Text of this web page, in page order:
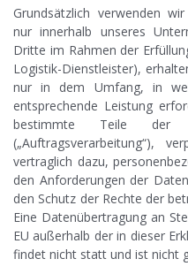
Grundsätzlich verwenden
nur innerhalb unseres
Dritte im Rahmen der
Logistik-Dienstleister),
nur in dem Umfang, in
entsprechende Leistung
bestimmte Teile der
(„Auftragsverarbeitung“),
vertraglich dazu,
den Anforderungen der
den Schutz der Rechte der
Eine Datenübertragung an
EU außerhalb der in dieser
findet nicht statt und ist nicht